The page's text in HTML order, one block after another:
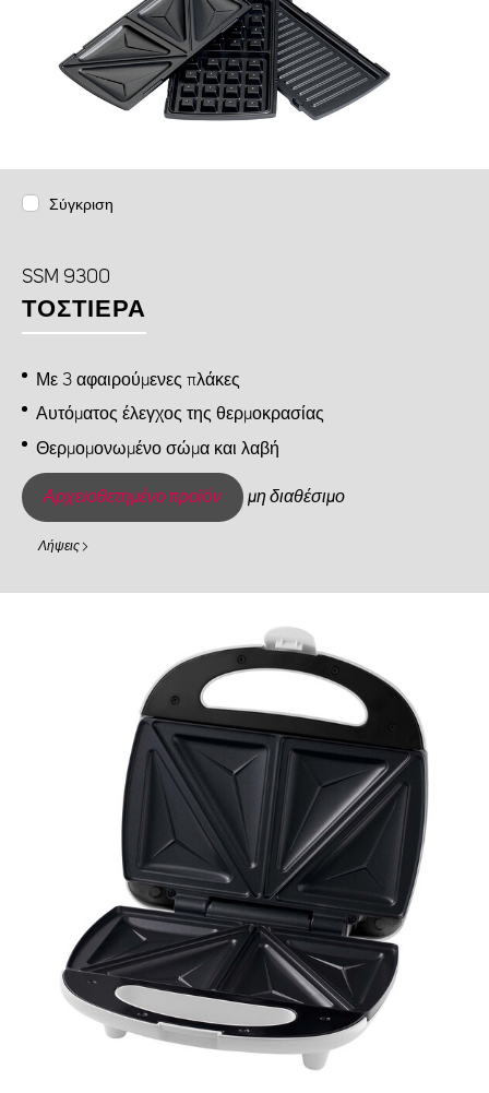
Σύγκριση
SSM 9300
ΤΟΣΤΙΈΡΑ
Με 3 αφαιρούμενες πλάκες
Αυτόματος έλεγχος της θερμοκρασίας
Θερμομονωμένο σώμα και λαβή
Αρχειοθετημένο προϊόν μη διαθέσιμο
Λήψεις